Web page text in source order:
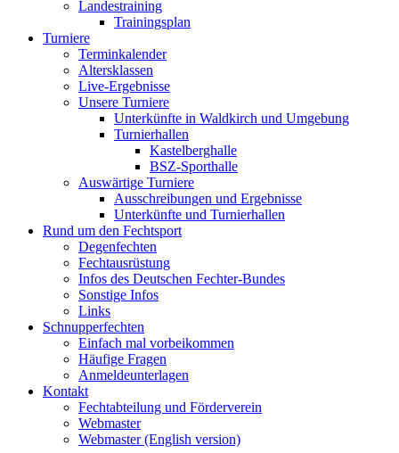
Landestraining
Trainingsplan
Turniere
Terminkalender
Altersklassen
Live-Ergebnisse
Unsere Turniere
Unterkünfte in Waldkirch und Umgebung
Turnierhallen
Kastelberghalle
BSZ-Sporthalle
Auswärtige Turniere
Ausschreibungen und Ergebnisse
Unterkünfte und Turnierhallen
Rund um den Fechtsport
Degenfechten
Fechtausrüstung
Infos des Deutschen Fechter-Bundes
Sonstige Infos
Links
Schnupperfechten
Einfach mal vorbeikommen
Häufige Fragen
Anmeldeunterlagen
Kontakt
Fechtabteilung und Förderverein
Webmaster
Webmaster (English version)